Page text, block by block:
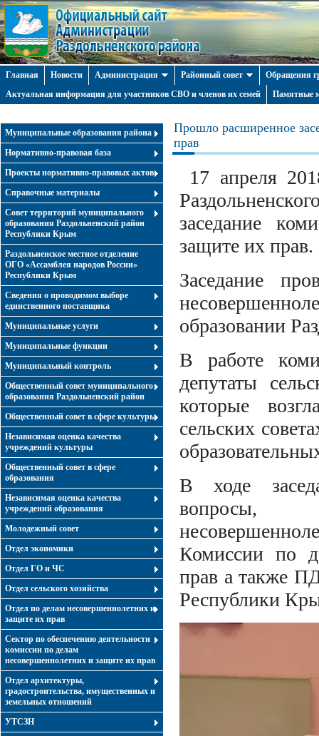
Главная Новости Администрация Районный совет
Обращения
Актуальная информация для участников СВО и членов их семей
Памятные
Муниципальные образования района
Нормативно-правовая база
Проекты нормативно-правовых актов
Справочные материалы
Совет территорий муниципального
образования Раздольненский район
Республики Крым
Раздольненское местное отделение
ОГО «Ассамблея народов России»
Республики Крым
Cведения о проводимом выборе
единственного поставщика
Муниципальные услуги
Муниципальные функции
Муниципальный контроль
Общественный совет муниципального
образования Раздольненский район
Общественный совет в сфере культуры
Независимая оценка качества
учреждений культуры
Общественный совет в сфере
образования
Независимая оценка качества
учреждений образования
Молодежный совет
Отдел экономики
Отдел ГО и ЧС
Отдел сельского хозяйства
Отдел по делам несовершеннолетних и
защите их прав
Сектор по обеспечению деятельности
комиссии по делам
несовершеннолетних и защите их прав
Отдел архитектуры,
градостроительства, имущественных и
земельных отношений
УТСЗН
Прошло расширенное
прав
17 апреля
заседание
защите их прав.
Заседание
образовании
В работе
депутаты
которые
сельских
В ходе
вопросы,
Комиссии по
прав а также
Республики